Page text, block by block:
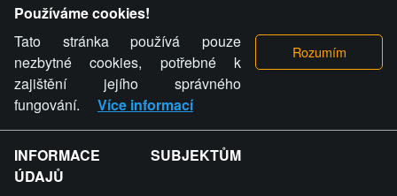
videa a komentáře. Osoba, které se toto opatření provozovatele
stránky týče, ani osoba, která umístila fotografii nebo video na
stránku, nemůže z důvodu odstranění fotografie, videa nebo
komentáře pro výše uvedenou okolnost uplatnit vůči
provozovateli stránky žádný nárok na náhradu škody nebo
nemajetkové újmy.
ZVRÁCENÝ.CZ - Svět není zvrácenej. To jen
Používáme cookies!
Tato stránka používá pouze
nezbytné cookies, potřebné k
zajištění jejího správného
fungování.
Více informací
INFORMACE SUBJEKTŮM
ÚDAJŮ